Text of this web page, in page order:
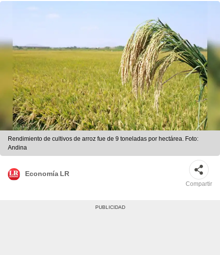
Rendimiento de cultivos de arroz fue de 9 toneladas por hectárea. Foto:
Andina
Economía LR
Compartir